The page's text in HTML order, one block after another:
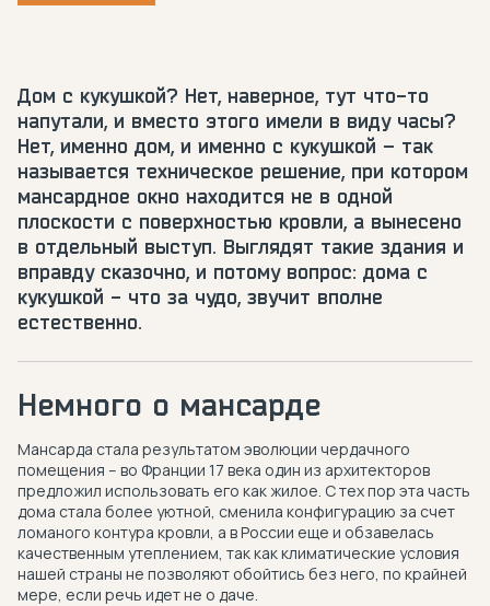
Дом с кукушкой? Нет, наверное, тут что-то
напутали, и вместо этого имели в виду часы?
Нет, именно дом, и именно с кукушкой – так
называется техническое решение, при котором
мансардное окно находится не в одной
плоскости с поверхностью кровли, а вынесено
в отдельный выступ. Выглядят такие здания и
вправду сказочно, и потому вопрос: дома с
кукушкой - что за чудо, звучит вполне
естественно.
Немного о мансарде
Мансарда стала результатом эволюции чердачного
помещения – во Франции 17 века один из архитекторов
предложил использовать его как жилое. С тех пор эта часть
дома стала более уютной, сменила конфигурацию за счет
ломаного контура кровли, а в России еще и обзавелась
качественным утеплением, так как климатические условия
нашей страны не позволяют обойтись без него, по крайней
мере, если речь идет не о даче.